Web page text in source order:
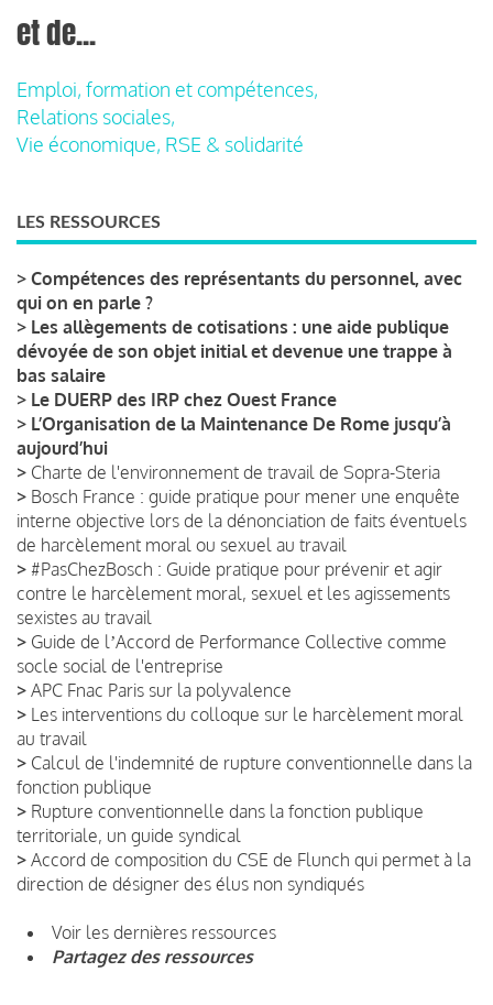
et de...
Emploi, formation et compétences,
Relations sociales,
Vie économique, RSE & solidarité
LES RESSOURCES
> Compétences des représentants du personnel, avec
qui on en parle ?
> Les allègements de cotisations : une aide publique
dévoyée de son objet initial et devenue une trappe à
bas salaire
> Le DUERP des IRP chez Ouest France
> L’Organisation de la Maintenance De Rome jusqu’à
aujourd’hui
> Charte de l'environnement de travail de Sopra-Steria
> Bosch France : guide pratique pour mener une enquête
interne objective lors de la dénonciation de faits éventuels
de harcèlement moral ou sexuel au travail
> #PasChezBosch : Guide pratique pour prévenir et agir
contre le harcèlement moral, sexuel et les agissements
sexistes au travail
> Guide de lʼAccord de Performance Collective comme
socle social de l'entreprise
> APC Fnac Paris sur la polyvalence
> Les interventions du colloque sur le harcèlement moral
au travail
> Calcul de l'indemnité de rupture conventionnelle dans la
fonction publique
> Rupture conventionnelle dans la fonction publique
territoriale, un guide syndical
> Accord de composition du CSE de Flunch qui permet à la
direction de désigner des élus non syndiqués
Voir les dernières ressources
Partagez des ressources